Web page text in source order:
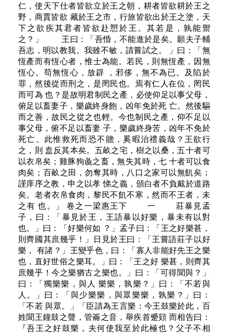
仁，使天下仕者皆欲立於王之朝，耕者皆欲耕於王之
野，商賈皆欲 藏於王之市，行旅皆欲出於王之塗，天
下之欲疾其君者皆欲赴愬於王。其若是，孰能禦
之？」 王曰：「吾惛，不能進於是矣。願夫子輔
吾志，明以教我。我雖不敏，請嘗試之。 」曰：「無
恆產而有恆心者，惟士為能。若民，則無恆產，因無
恆心。苟無恆心，放辟 ，邪侈，無不為已。及陷於
罪，然後從而刑之，是罔民也。焉有仁人在位，罔民
而可為 也？是故明君制民之產，必使仰足以事父母，
俯足以畜妻子，樂歲終身飽，凶年免於死 亡。然後驅
而之善，故民之從之也輕。今也制民之產，仰不足以
事父母，俯不足以畜妻 子，樂歲終身苦，凶年不免於
死亡。此惟救死而恐不贍，奚暇治禮義哉？王欲行
之，則 盍反其本矣。五畝之宅，樹之以桑，五十者可
以衣帛矣；雞豚狗彘之畜，無失其時，七 十者可以食
肉矣；百畝之田，勿奪其時，八口之家可以無飢矣；
謹庠序之教，申之以孝 悌之義，頒白者不負戴於道路
矣。老者衣帛食肉，黎民不飢不寒，然而不王者，未
之有 也。」 卷之一梁惠王下 一 莊暴見孟
子，曰：「暴見於王，王語暴以好樂，暴未有以對
也。」曰：「好樂何如 ？」孟子曰：「王之好樂甚，
則齊國其庶幾乎！」日見於王曰：「王嘗語莊子以好
樂， 有諸？」王變乎色，曰：「寡人非能好先王之樂
也，直好世俗之樂耳。」曰：「王之好 樂甚，則齊其
庶幾乎！今之樂猶古之樂也。」曰：「可得聞與？」
曰：「獨樂樂，與人 樂樂，孰樂？」曰：「不若與
人。」曰：「與少樂樂，與眾樂樂，孰樂？」曰：
「不若 與眾。」「臣請為王言樂：今王鼓樂於此，百
姓聞王鐘鼓之聲，管籥之音，舉疾首蹙頞 而相告曰：
『吾王之好鼓樂，夫何使我至於此極也？父子不相